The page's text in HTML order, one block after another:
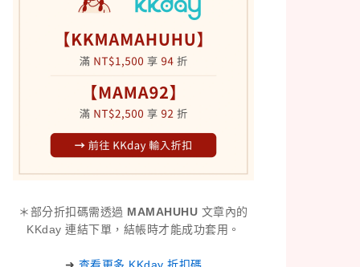
＊部分折扣碼需透過 MAMAHUHU 文章內的
KKday 連結下單，結帳時才能成功套用。